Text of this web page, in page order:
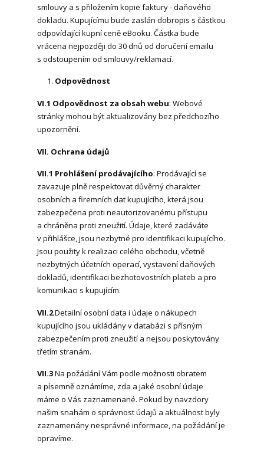
smlouvy a s přiložením kopie faktury - daňového
dokladu. Kupujícímu bude zaslán dobropis s částkou
odpovídající kupní ceně eBooku. Částka bude
vrácena nejpozději do 30 dnů od doručení emailu
s odstoupením od smlouvy/reklamací.
Odpovědnost
VI.1 Odpovědnost za obsah webu: Webové
stránky mohou být aktualizovány bez předchozího
upozornění.
VII. Ochrana údajů
VII.1 Prohlášení prodávajícího: Prodávající se
zavazuje plně respektovat důvěrný charakter
osobních a firemních dat kupujícího, která jsou
zabezpečena proti neautorizovanému přístupu
a chráněna proti zneužití. Údaje, které zadáváte
v přihlášce, jsou nezbytné pro identifikaci kupujícího.
Jsou použity k realizaci celého obchodu, včetně
nezbytných účetních operací, vystavení daňových
dokladů, identifikaci bezhotovostních plateb a pro
komunikaci s kupujícím.
VII.2Detailní osobní data i údaje o nákupech
kupujícího jsou ukládány v databázi s přísným
zabezpečením proti zneužití a nejsou poskytovány
třetím stranám.
VII.3Na požádání Vám podle možnosti obratem
a písemně oznámíme, zda a jaké osobní údaje
máme o Vás zaznamenané. Pokud by navzdory
našim snahám o správnost údajů a aktuálnost byly
zaznamenány nesprávné informace, na požádání je
opravíme.